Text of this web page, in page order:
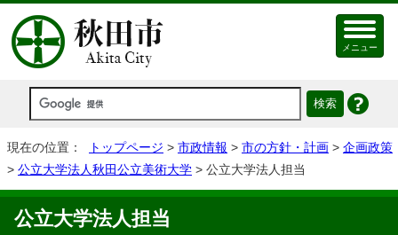
メニュー
現在の位置： トップページ > 市政情報 > 市の方針・計画 > 企画政策
> 公立大学法人秋田公立美術大学 > 公立大学法人担当
公立大学法人担当